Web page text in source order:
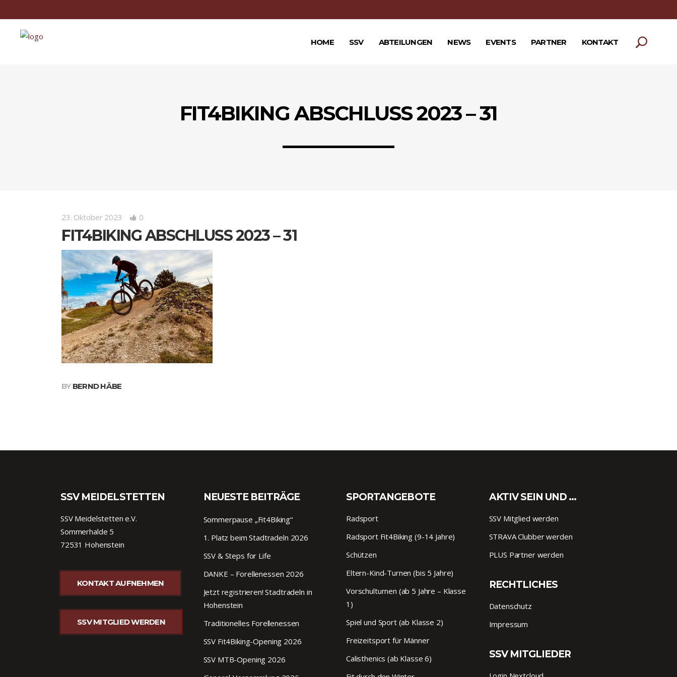
HOME SSV ABTEILUNGEN NEWS EVENTS PARTNER KONTAKT
FIT4BIKING ABSCHLUSS 2023 – 31
23. Oktober 2023 0
FIT4BIKING ABSCHLUSS 2023 – 31
BY BERND HÄBE
SSV MEIDELSTETTEN
SSV Meidelstetten e.V.
Sommerhalde 5
72531 Hohenstein
KONTAKT AUFNEHMEN
SSV MITGLIED WERDEN
NEUESTE BEITRÄGE
Sommerpause „Fit4Biking“
1. Platz beim Stadtradeln 2026
SSV & Steps for Life
DANKE – Forellenessen 2026
Jetzt registrieren! Stadtradeln in
Hohenstein
Traditionelles Forellenessen
SSV Fit4Biking-Opening 2026
SSV MTB-Opening 2026
SPORTANGEBOTE
Radsport
Radsport Fit4Biking (9-14 Jahre)
Schützen
Eltern-Kind-Turnen (bis 5 Jahre)
Vorschulturnen (ab 5 Jahre – Klasse
1)
Spiel und Sport (ab Klasse 2)
Freizeitsport für Männer
Calisthenics (ab Klasse 6)
AKTIV SEIN UND …
SSV Mitglied werden
STRAVA Clubber werden
PLUS Partner werden
RECHTLICHES
Datenschutz
Impressum
SSV MITGLIEDER